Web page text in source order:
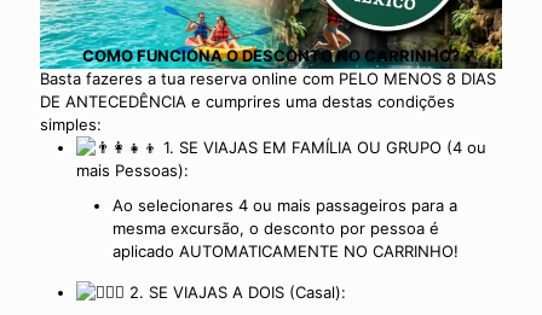
COMO FUNCIONA O DESCONTO NO CARRINHO?
Basta fazeres a tua reserva online com PELO MENOS 8 DIAS
DE ANTECEDÊNCIA e cumprires uma destas condições
simples:
1. SE VIAJAS EM FAMÍLIA OU GRUPO (4 ou
mais Pessoas):
Ao selecionares 4 ou mais passageiros para a
mesma excursão, o desconto por pessoa é
aplicado AUTOMATICAMENTE NO CARRINHO!
2. SE VIAJAS A DOIS (Casal):